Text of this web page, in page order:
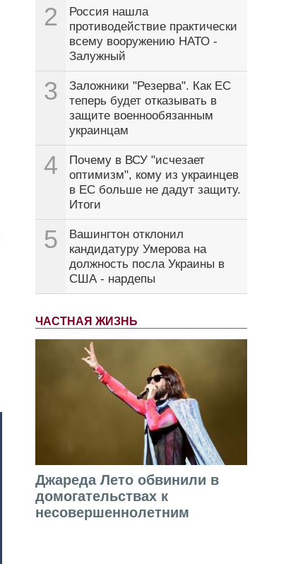
2
Россия нашла
противодействие практически
всему вооружению НАТО -
Залужный
3
Заложники "Резерва". Как ЕС
теперь будет отказывать в
защите военнообязанным
украинцам
4
Почему в ВСУ "исчезает
оптимизм", кому из украинцев
в ЕС больше не дадут защиту.
Итоги
5
Вашингтон отклонил
кандидатуру Умерова на
должность посла Украины в
США - нардепы
ЧАСТНАЯ ЖИЗНЬ
Джареда Лето обвинили в
домогательствах к
несовершеннолетним